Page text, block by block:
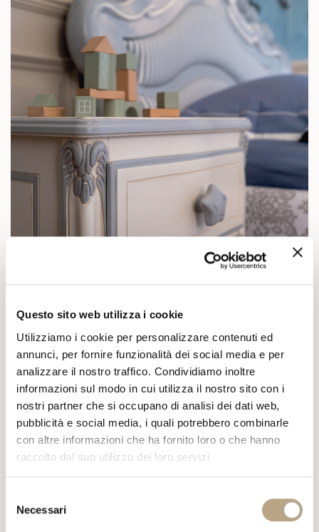
Questo sito web utilizza i cookie
Utilizziamo i cookie per personalizzare contenuti ed
annunci, per fornire funzionalità dei social media e per
analizzare il nostro traffico. Condividiamo inoltre
informazioni sul modo in cui utilizza il nostro sito con i
nostri partner che si occupano di analisi dei dati web,
pubblicità e social media, i quali potrebbero combinarle
con altre informazioni che ha fornito loro o che hanno
raccolto dal suo utilizzo dei loro servizi.
delNecessari